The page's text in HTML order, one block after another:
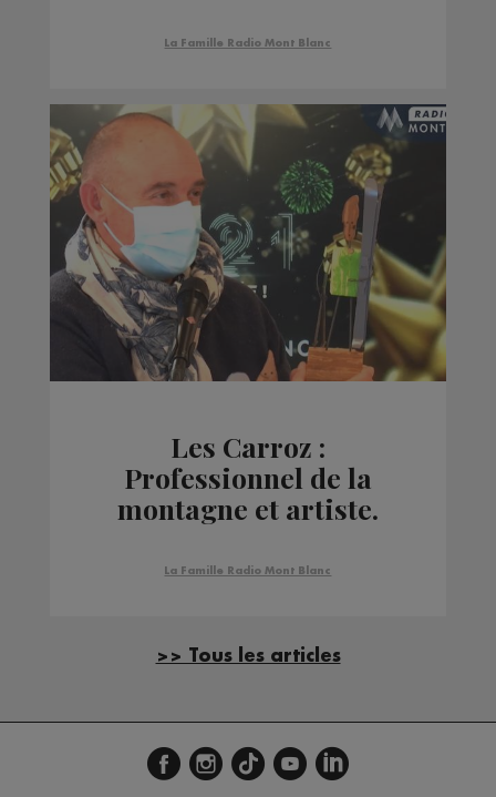
La Famille Radio Mont Blanc
Les Carroz :
Professionnel de la
montagne et artiste.
La Famille Radio Mont Blanc
>> Tous les articles